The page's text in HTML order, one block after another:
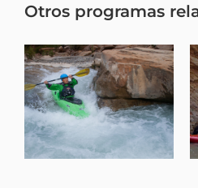
Otros programas